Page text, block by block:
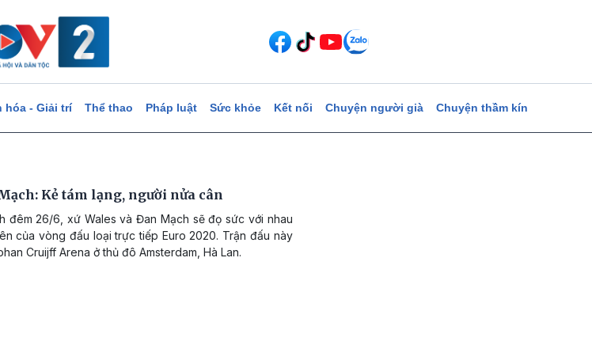
hóa - Giải trí Thể thao Pháp luật Sức khỏe Kết nối Chuyện người già Chuyện thầm kín
Kẻ tám lạng, người nửa cân
đêm 26/6, xứ Wales và Đan Mạch sẽ đọ sức với nhau
của vòng đấu loại trực tiếp Euro 2020. Trận đấu này
Cruijff Arena ở thủ đô Amsterdam, Hà Lan.